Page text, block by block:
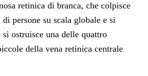
retinica di branca, che colpisce
persone su scala globale e si
ostruisce una delle quattro
della vena retinica centrale